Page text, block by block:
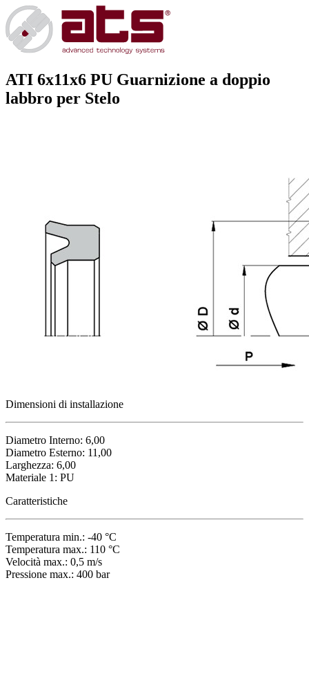
ATI 6x11x6 PU Guarnizione a doppio
labbro per Stelo
Dimensioni di installazione
Diametro Interno: 6,00
Diametro Esterno: 11,00
Larghezza: 6,00
Materiale 1: PU
Caratteristiche
Temperatura min.: -40 °C
Temperatura max.: 110 °C
Velocità max.: 0,5 m/s
Pressione max.: 400 bar